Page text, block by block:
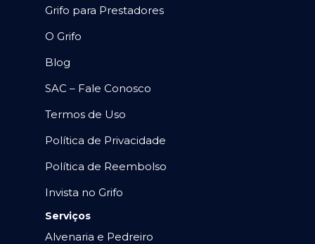
Grifo para Prestadores
O Grifo
Blog
SAC – Fale Conosco
Termos de Uso
Política de Privacidade
Política de Reembolso
Invista no Grifo
Serviços
Alvenaria e Pedreiro